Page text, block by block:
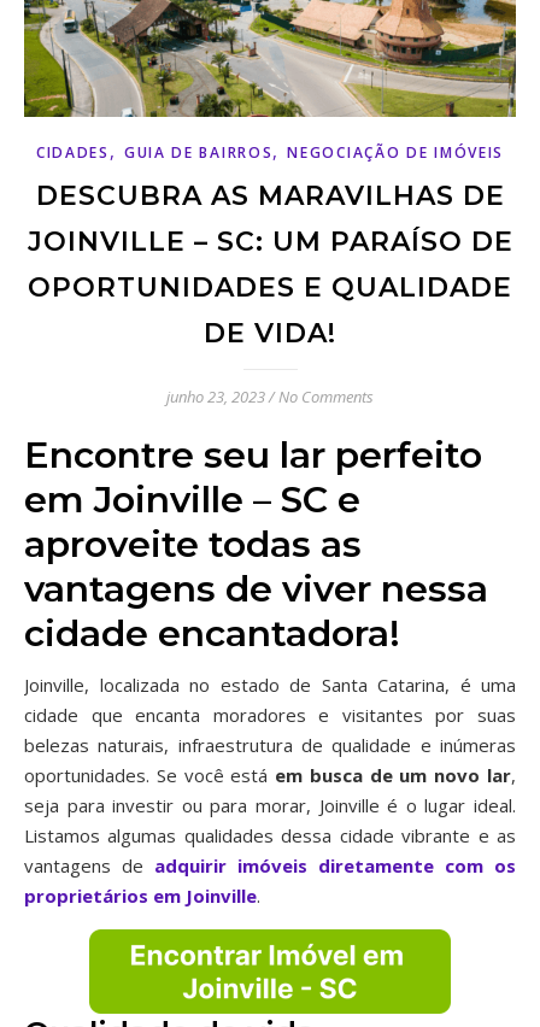
CIDADES , GUIA DE BAIRROS,NEGOCIAÇÃO DE IMÓVEIS
DESCUBRA AS MARAVILHAS DE
JOINVILLE – SC: UM PARAÍSO DE
OPORTUNIDADES E QUALIDADE
DE VIDA!
junho 23, 2023/No Comments
Encontre seu lar perfeito
em Joinville – SC e
aproveite todas as
vantagens de viver nessa
cidade encantadora!
Joinville, localizada no estado de Santa Catarina, é uma
cidade que encanta moradores e visitantes por suas
belezas naturais, infraestrutura de qualidade e inúmeras
oportunidades. Se você está em busca de um novo lar,
seja para investir ou para morar, Joinville é o lugar ideal.
Listamos algumas qualidades dessa cidade vibrante e as
vantagens de adquirir imóveis diretamente com os
proprietários em Joinville.